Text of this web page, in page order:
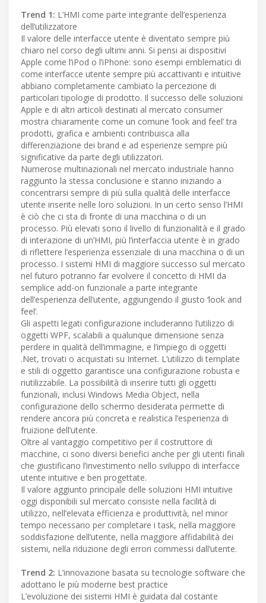
Trend 1: L’HMI come parte integrante dell’esperienza
dell’utilizzatore
Il valore delle interfacce utente è diventato sempre più
chiaro nel corso degli ultimi anni. Si pensi ai dispositivi
Apple come l’iPod o l’iPhone: sono esempi emblematici di
come interfacce utente sempre più accattivanti e intuitive
abbiano completamente cambiato la percezione di
particolari tipologie di prodotto. Il successo delle soluzioni
Apple e di altri articoli destinati al mercato consumer
mostra chiaramente come un comune ‘look and feel’ tra
prodotti, grafica e ambienti contribuisca alla
differenziazione dei brand e ad esperienze sempre più
significative da parte degli utilizzatori.
Numerose multinazionali nel mercato industriale hanno
raggiunto la stessa conclusione e stanno iniziando a
concentrarsi sempre di più sulla qualità delle interfacce
utente inserite nelle loro soluzioni. In un certo senso l’HMI
è ciò che ci sta di fronte di una macchina o di un
processo. Più elevati sono il livello di funzionalità e il grado
di interazione di un’HMI, più l’interfaccia utente è in grado
di riflettere l’esperienza essenziale di una macchina o di un
processo. I sistemi HMI di maggiore successo sul mercato
nel futuro potranno far evolvere il concetto di HMI da
semplice add-on funzionale a parte integrante
dell’esperienza dell’utente, aggiungendo il giusto ‘look and
feel’.
Gli aspetti legati configurazione includeranno l’utilizzo di
oggetti WPF, scalabili a qualunque dimensione senza
perdere in qualità dell’immagine, e l’impiego di oggetti
.Net, trovati o acquistati su Internet. L’utilizzo di template
e stili di oggetto garantisce una configurazione robusta e
riutilizzabile. La possibilità di inserire tutti gli oggetti
funzionali, inclusi Windows Media Object, nella
configurazione dello schermo desiderata permette di
rendere ancora più concreta e realistica l’esperienza di
fruizione dell’utente.
Oltre al vantaggio competitivo per il costruttore di
macchine, ci sono diversi benefici anche per gli utenti finali
che giustificano l’investimento nello sviluppo di interfacce
utente intuitive e ben progettate.
Il valore aggiunto principale delle soluzioni HMI intuitive
oggi disponibili sul mercato consiste nella facilità di
utilizzo, nell’elevata efficienza e produttività, nel minor
tempo necessario per completare i task, nella maggiore
soddisfazione dell’utente, nella maggiore affidabilità dei
sistemi, nella riduzione degli errori commessi dall’utente.
Trend 2: L’innovazione basata su tecnologie software che
adottano le più moderne best practice
L’evoluzione dei sistemi HMI è guidata dal costante